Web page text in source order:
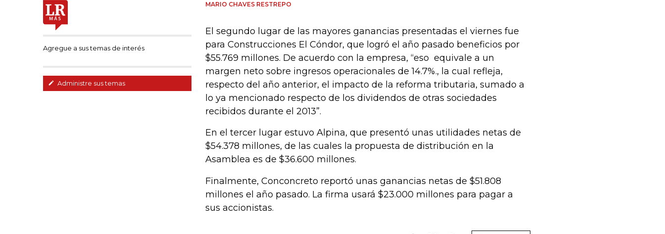
Agregue a sus temas de interés
Administre sus temas
MARIO CHAVES RESTREPO
El segundo lugar de las mayores ganancias presentadas el viernes fue
para Construcciones El Cóndor, que logró el año pasado beneficios por
$55.769 millones. De acuerdo con la empresa, “eso equivale a un
margen neto sobre ingresos operacionales de 14.7%., la cual refleja,
respecto del año anterior, el impacto de la reforma tributaria, sumado a
lo ya mencionado respecto de los dividendos de otras sociedades
recibidos durante el 2013”.
En el tercer lugar estuvo Alpina, que presentó unas utilidades netas de
$54.378 millones, de las cuales la propuesta de distribución en la
Asamblea es de $36.600 millones.
Finalmente, Conconcreto reportó unas ganancias netas de $51.808
millones el año pasado. La firma usará $23.000 millones para pagar a
sus accionistas.